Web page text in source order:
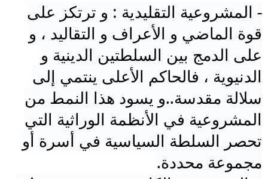
- المشروعية التقليدية : و ترتكز على
قوة الماضي و الأعراف و التقاليد ، و
على الدمج بين السلطتين الدينية و
الدنيوية ، فالحاكم الأعلى ينتمي إلى
سلالة مقدسة..و يسود هذا النمط من
المشروعية في الأنظمة الوراثية التي
تحصر السلطة السياسية في أسرة أو
مجموعة محددة.